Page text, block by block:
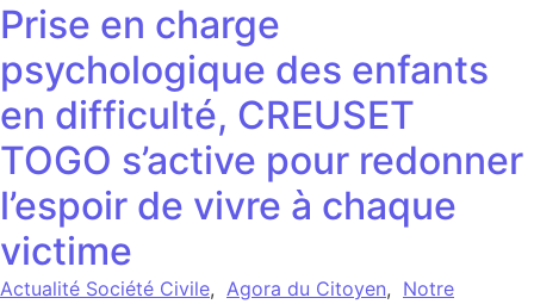
Prise en charge
psychologique des enfants
en difficulté, CREUSET
TOGO s’active pour redonner
l’espoir de vivre à chaque
victime
Actualité Société Civile, Agora du Citoyen, Notre